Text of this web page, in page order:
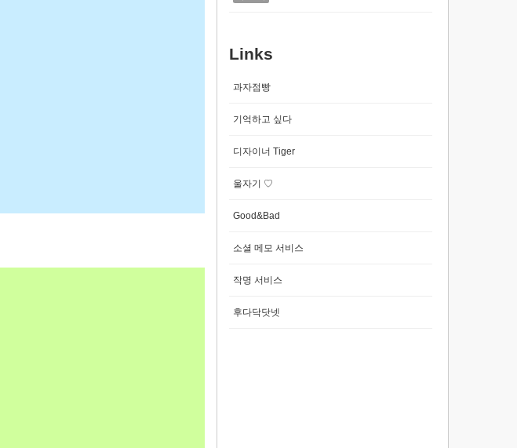
Links
과자점빵
기억하고 싶다
디자이너 Tiger
울자기 ♡
Good&Bad
소셜 메모 서비스
작명 서비스
후다닥닷넷